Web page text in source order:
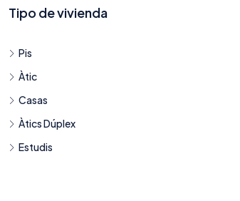
Tipo de vivienda
Pis
Àtic
Casas
Àtics Dúplex
Estudis